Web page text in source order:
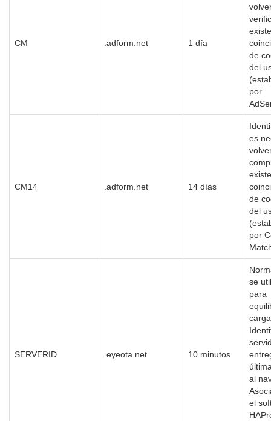
CM .adform.net 1 día
de
del
por
CM14 .adform.net 14 días
es
de
del
por
SERVERID .eyeota.net 10 minutos
se
para
al
el